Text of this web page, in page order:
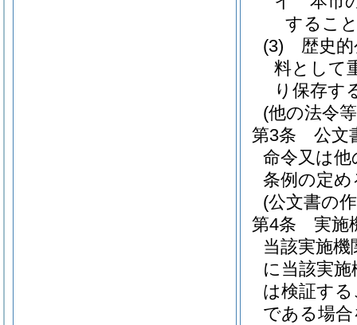
するこ
(3)
歴史
料として
り保存す
(他の法令
第3条
公文
命令又は
条例の定
(公文書の
第4条
実施
当該実施
に当該実
は検証す
である場